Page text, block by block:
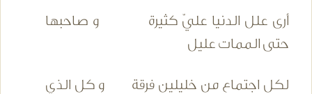
أرى علل الدنيا عليّ كثيرة و صاحبها
حتى الممات عليل
لكل اجتماع من خليلين فرقة و كل الذي